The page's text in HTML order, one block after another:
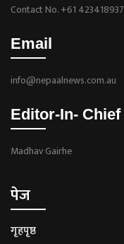
Contact No. +61 423418937
Email
info@nepaalnews.com.au
Editor-In- Chief
Madhav Gairhe
पेज
गृहपृष्ठ